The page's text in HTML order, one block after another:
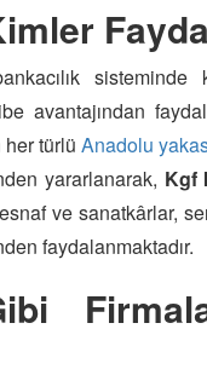
avantajından
her türlü Anadolu
yararlanarak, Kgf
ve sanatkârlar,
faydalanmaktadır.